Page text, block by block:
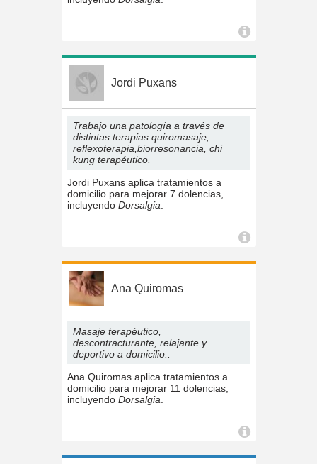
Jordi Puxans
Trabajo una patología a través de
distintas terapias quiromasaje,
reflexoterapia,biorresonancia, chi
kung terapéutico.
Jordi Puxans aplica tratamientos a
domicilio para mejorar 7 dolencias,
incluyendo Dorsalgia
Ana Quiromas
Masaje terapéutico,
descontracturante, relajante y
deportivo a domicilio..
Ana Quiromas aplica tratamientos a
domicilio para mejorar 11 dolencias,
incluyendo Dorsalgia